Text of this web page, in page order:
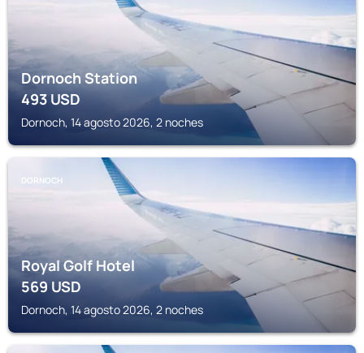
Dornoch Station
493USD
Dornoch, 14 agosto 2026, 2 noches
DORNOCH
Royal Golf Hotel
569USD
Dornoch, 14 agosto 2026, 2 noches